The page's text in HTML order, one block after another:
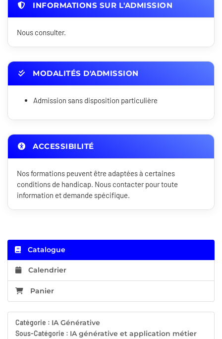
INFORMATIONS SUR L'ADMISSION
Nous consulter.
MODALITÉS D'ADMISSION
Admission sans disposition particulière
ACCESSIBILITÉ
Nos formations peuvent être adaptées à certaines
conditions de handicap. Nous contacter pour toute
information et demande spécifique.
Catalogue
Calendrier
Panier
Catégorie : IA Générative
Sous-Catégorie : IA générative et application métier